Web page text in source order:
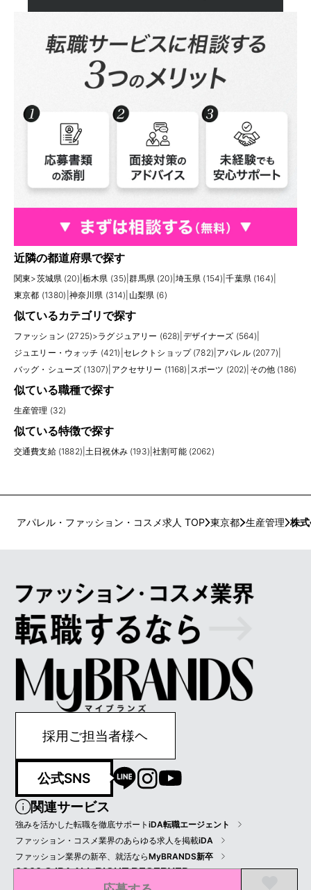
近隣の都道府県で探す
関東>茨城県 (20) 栃木県 (35) |群馬県 (20) 埼玉県 (154) |千葉県 (164)
東京都 (1380) 神奈川県 (314) 山梨県 (6)
似ているカテゴリで探す
ファッション (2725)>ラグジュアリー (628) デザイナーズ (564)
ジュエリー・ウォッチ (421) セレクトショップ (782) アパレル (2077)
バッグ・シューズ (1307) アクセサリー (1168) スポーツ (202) その他 (186)
似ている職種で探す
生産管理 (32)
似ている特徴で探す
交通費支給 (1882) 土日祝休み (193) |社割可能 (2062)
アパレル・ファッション・コスメ求人 TOP 東京都 生産管理 株
採用ご担当者様ヘ
公式SNS
関連サービス
強みを活かした転職を徹底サポートiDA転職エージェント
ファッション・コスメ業界のあらゆる求人を掲載iDA
ファッション業界の新卒、就活ならMyBRANDS新卒
2022 © IDA ALL RIGHT RESERVED.